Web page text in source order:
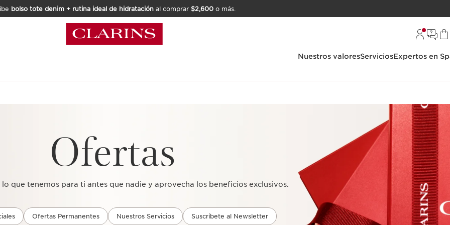
bolso tote denim + rutina ideal de hidratación al comprar $2,600 o más.
Nuestros valoresServiciosExpertos en
Ofertas
que tenemos para ti antes que nadie y aprovecha los beneficios exclusivos.
Ofertas Permanentes Nuestros Servicios Suscríbete al Newsletter